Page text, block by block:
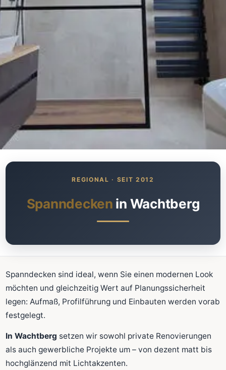
Was kostet meine neue
Spanndecke?
Schnellrechner
FLÄCHE (M²)
Zum Rechner
Fläche wird in den großen Rechner übernommen.
Spanndecken in Wachtberg
Spanndecken sind ideal, wenn Sie einen modernen Look
möchten und gleichzeitig Wert auf Planungssicherheit
legen: Aufmaß, Profilführung und Einbauten werden vorab
festgelegt.
In Wachtberg setzen wir sowohl private Renovierungen
als auch gewerbliche Projekte um – von dezent matt bis
hochglänzend mit Lichtakzenten.